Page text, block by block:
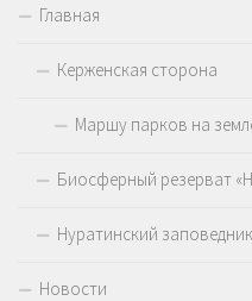
Главная
Керженская сторона
Маршу парков на
Биосферный резерват
Нуратинский заповедник
Новости